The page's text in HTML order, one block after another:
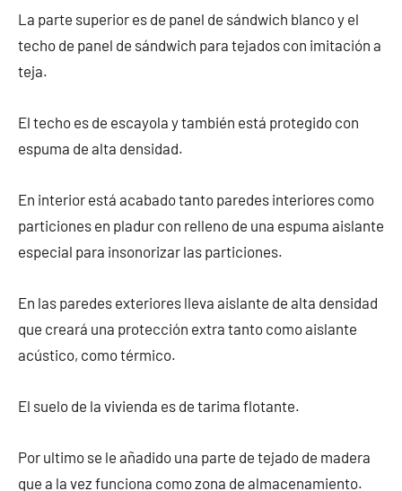
La parte superior es de panel de sándwich blanco y el
techo de panel de sándwich para tejados con imitación a
teja.
El techo es de escayola y también está protegido con
espuma de alta densidad.
En interior está acabado tanto paredes interiores como
particiones en pladur con relleno de una espuma aislante
especial para insonorizar las particiones.
En las paredes exteriores lleva aislante de alta densidad
que creará una protección extra tanto como aislante
acústico, como térmico.
El suelo de la vivienda es de tarima flotante.
Por ultimo se le añadido una parte de tejado de madera
que a la vez funciona como zona de almacenamiento.